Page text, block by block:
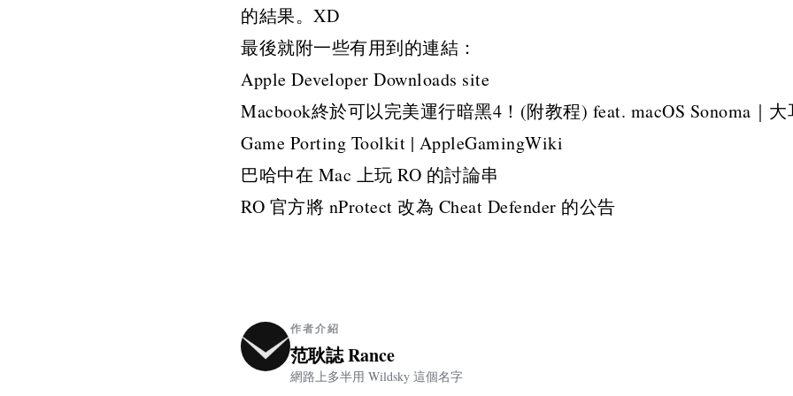
的結果。XD
最後就附一些有用到的連結：
Apple Developer Downloads site
Macbook終於可以完美運行暗黑4！(附教程) feat. macOS Sonoma｜
Game Porting Toolkit | AppleGamingWiki
巴哈中在 Mac 上玩 RO 的討論串
RO 官方將 nProtect 改為 Cheat Defender 的公告
作者介紹
范耿誌 Rance
網路上多半用 Wildsky 這個名字